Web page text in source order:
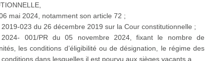
mai 2024, notamment son article 72 ;
023 du 26 décembre 2019 sur la Cour constitutionnelle ;
2024- 001/PR du 05 novembre 2024, fixant le nombre de
les conditions d’éligibilité ou de désignation, le régime des
dans lesquelles il est pourvu aux sièges vacants a